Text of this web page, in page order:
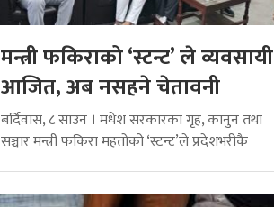
मन्त्री फकिराको ‘स्टन्ट’ ले व्यवसायी
आजित, अब नसहने चेतावनी
बर्दिवास, ८ साउन । मधेश सरकारका गृह, कानुन तथा
सञ्चार मन्त्री फकिरा महतोको ‘स्टन्ट’ले प्रदेशभरीकै